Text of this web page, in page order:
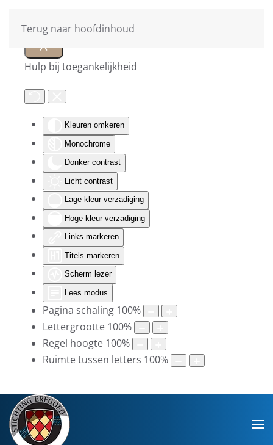
Hulp bij toegankelijkheid
Kleuren omkeren
Monochrome
Donker contrast
Licht contrast
Lage kleur verzadiging
Hoge kleur verzadiging
Links markeren
Titels markeren
Scherm lezer
Lees modus
Pagina schaling 100%
Lettergrootte 100%
Regel hoogte 100%
Ruimte tussen letters 100%
Terug naar hoofdinhoud